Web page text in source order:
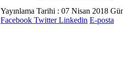
Yayınlama Tarihi : 07 Nisan 2018
Facebook Twitter Linkedin E-posta